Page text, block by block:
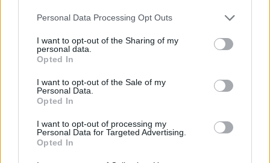
Please note that this website/app uses one or more Google
not limited to your visit or usage behaviour. You may click to
grant or deny consent to Google and its third-party tags to
use your data for below specified purposes in below Google
consent section.
Personal Data Processing Opt Outs
I want to opt-out of the Sharing of my
personal data.
Opted In
I want to opt-out of the Sale of my
Personal Data.
Opted In
I want to opt-out of processing my
Personal Data for Targeted Advertising.
Opted In
A sztrájk nem csak a dolgozók,
hanem az egész társadalom ügye!
DiószegiHorváthNóra•2017. szeptember 08.
Van itt egy kis probléma: elfelejtettük, miről szól a
sztrájk. „Sok annyit sem érdemel, amennyit kap. Így